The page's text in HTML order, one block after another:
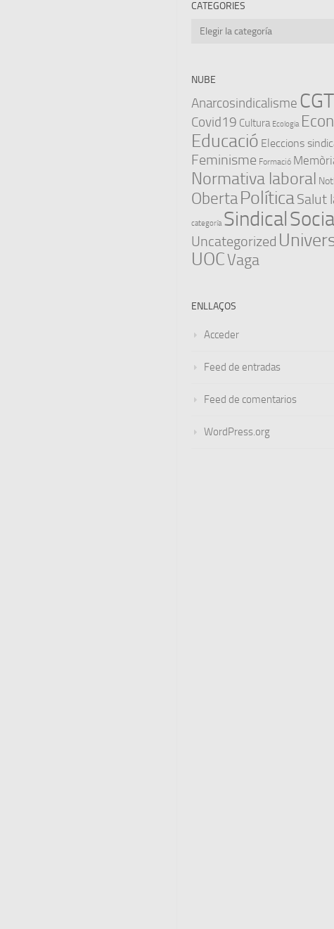
CATEGORIES
Categories
NUBE
Anarcosindicalisme CGT
Covid19 Cultura Ecologia
Educació Eleccions
Feminisme Formació
Normativa laboral
ObertaPolíticaSalut
categoría Sindical
Uncategorized
UOCVaga
ENLLAÇOS
Acceder
Feed de entradas
Feed de comentarios
WordPress.org